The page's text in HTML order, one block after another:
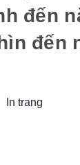
đến
đến
In trang